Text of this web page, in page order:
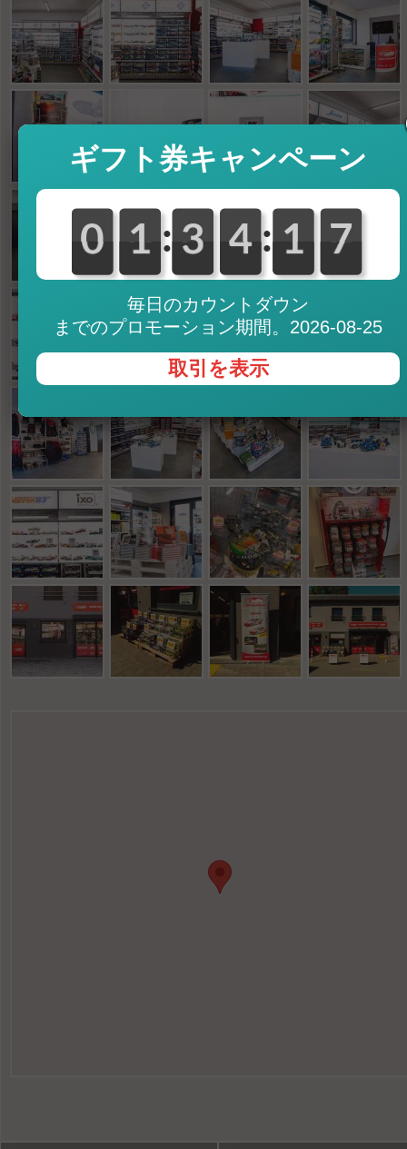
ギフト券キャンペーン
0
0
0 0
1
1 : 0
3
3 0
4
4 : 2
1
1 7
6
6
毎日のカウントダウン
までのプロモーション期間。2026-08-25
取引を表示